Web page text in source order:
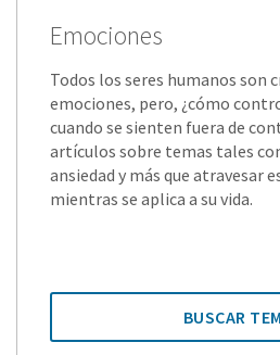
Emociones
Todos los seres humanos son
emociones, pero, ¿cómo
cuando se sienten fuera de
artículos sobre temas tales
ansiedad y más que atravesar
mientras se aplica a su vida.
BUSCAR